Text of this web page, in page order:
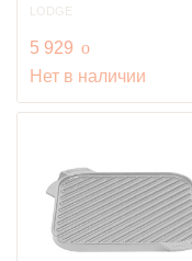
LODGE
5 929 руб.
o
Нет в наличии